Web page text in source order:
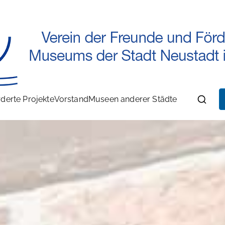
Museumsverein
Verein der Freunde und
ProjekteVorstandMuseen anderer Städte